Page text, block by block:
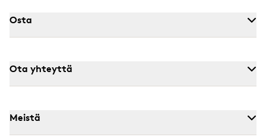
Osta
Ota yhteyttä
Meistä